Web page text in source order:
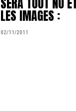
LES IMAGES :
02/11/2011